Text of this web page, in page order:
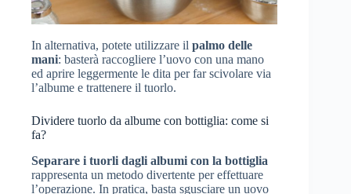
In alternativa, potete utilizzare il palmo delle
mani: basterà raccogliere l’uovo con una mano
ed aprire leggermente le dita per far scivolare via
l’albume e trattenere il tuorlo.
Dividere tuorlo da albume con bottiglia: come si
fa?
Separare i tuorli dagli albumi con la bottiglia
rappresenta un metodo divertente per effettuare
l’operazione. In pratica, basta sgusciare un uovo